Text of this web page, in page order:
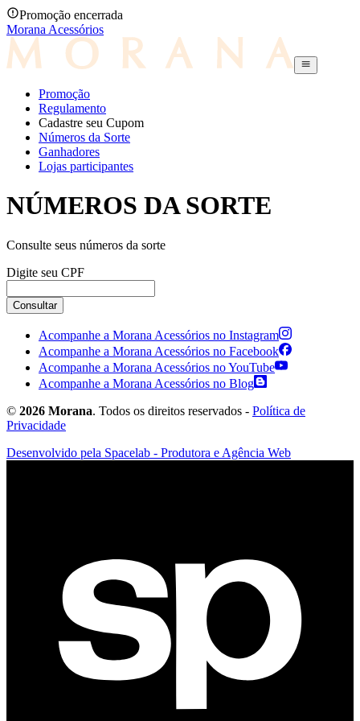
Promoção encerrada
Morana Acessórios
Promoção
Regulamento
Cadastre seu Cupom
Números da Sorte
Ganhadores
Lojas participantes
NÚMEROS DA SORTE
Consulte seus números da sorte
Digite seu CPF
Consultar
Acompanhe a Morana Acessórios no Instagram
Acompanhe a Morana Acessórios no Facebook
Acompanhe a Morana Acessórios no YouTube
Acompanhe a Morana Acessórios no Blog
© 2026 Morana. Todos os direitos reservados - Política de
Privacidade
Desenvolvido pela Spacelab - Produtora e Agência Web